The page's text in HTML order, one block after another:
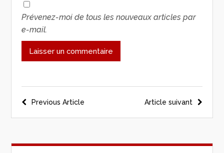
Prévenez-moi de tous les nouveaux articles par
e-mail.
Article suivant
Previous Article